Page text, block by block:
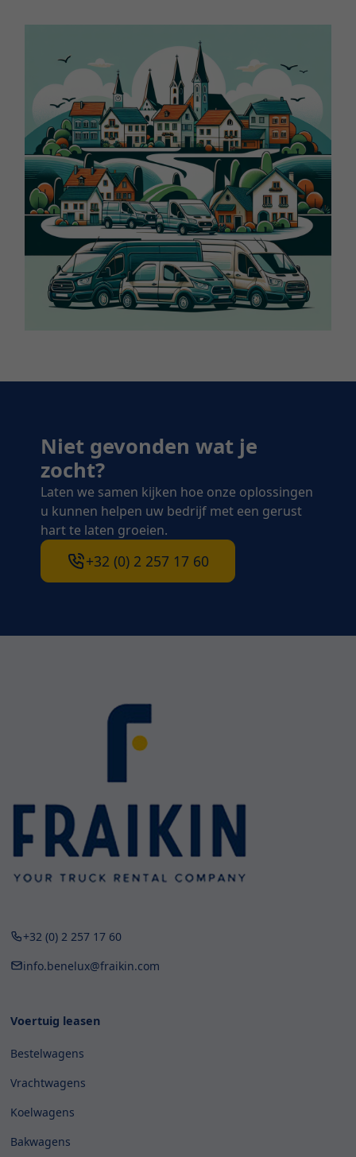
Niet gevonden wat je
zocht?
Laten we samen kijken hoe onze oplossingen
u kunnen helpen uw bedrijf met een gerust
hart te laten groeien.
+32 (0) 2 257 17 60
+32 (0) 2 257 17 60
info.benelux@fraikin.com
Voertuig leasen
Bestelwagens
Vrachtwagens
Koelwagens
Bakwagens